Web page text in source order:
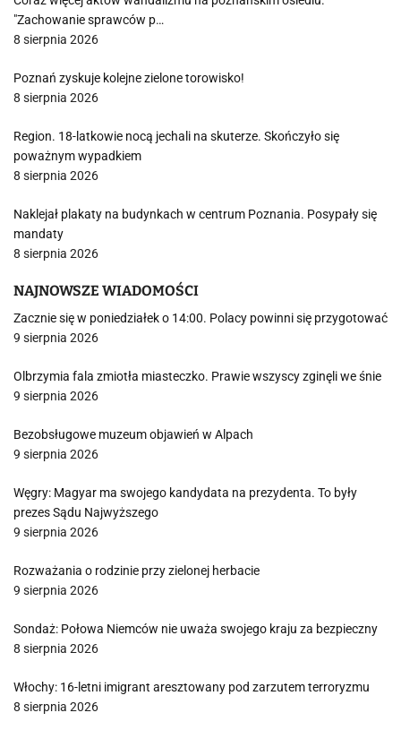
"Zachowanie sprawców p…
8 sierpnia 2026
Poznań zyskuje kolejne zielone torowisko!
8 sierpnia 2026
Region. 18-latkowie nocą jechali na skuterze. Skończyło się
poważnym wypadkiem
8 sierpnia 2026
Naklejał plakaty na budynkach w centrum Poznania. Posypały się
mandaty
8 sierpnia 2026
NAJNOWSZE WIADOMOŚCI
Zacznie się w poniedziałek o 14:00. Polacy powinni się przygotować
9 sierpnia 2026
Olbrzymia fala zmiotła miasteczko. Prawie wszyscy zginęli we śnie
9 sierpnia 2026
Bezobsługowe muzeum objawień w Alpach
9 sierpnia 2026
Węgry: Magyar ma swojego kandydata na prezydenta. To były
prezes Sądu Najwyższego
9 sierpnia 2026
Rozważania o rodzinie przy zielonej herbacie
9 sierpnia 2026
Sondaż: Połowa Niemców nie uważa swojego kraju za bezpieczny
8 sierpnia 2026
Włochy: 16-letni imigrant aresztowany pod zarzutem terroryzmu
8 sierpnia 2026